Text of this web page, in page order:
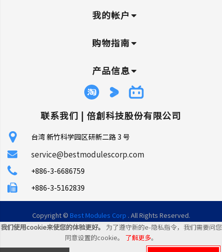
我们使用cookie来使您的体验更好。 为了遵守新的e-隐私指令，我们需要问您
同意设置的cookie。 了解更多。
我的帐户
购物指南
产品信息
联系我们 | 倍創科技股份有限公司
台湾 新竹科学园区研新二路 3 号
service@bestmodulescorp.com
+886-3-6686759
+886-3-5162839
Copyright © Best Modules Corp . All Rights Reserved.
| 网站地图